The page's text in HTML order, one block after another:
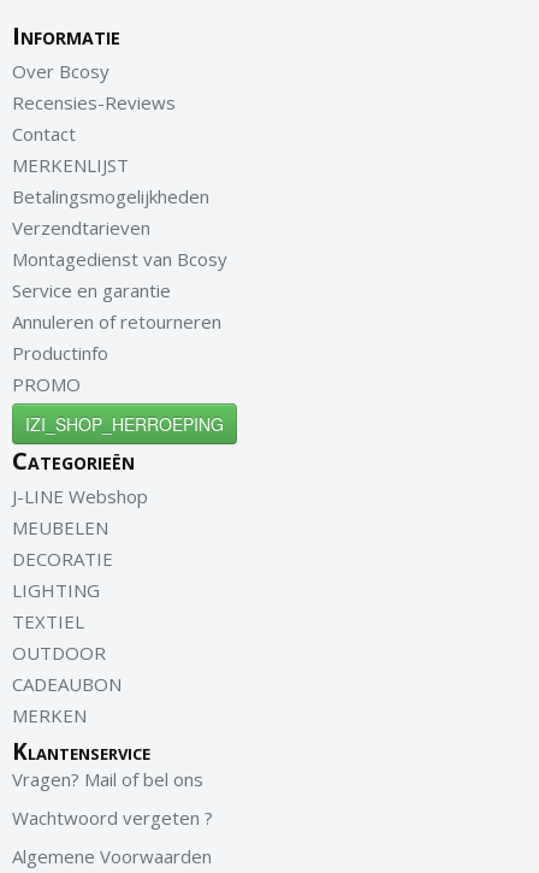
Informatie
Over Bcosy
Recensies-Reviews
Contact
MERKENLIJST
Betalingsmogelijkheden
Verzendtarieven
Montagedienst van Bcosy
Service en garantie
Annuleren of retourneren
Productinfo
PROMO
IZI_SHOP_HERROEPING
Categorieën
J-LINE Webshop
MEUBELEN
DECORATIE
LIGHTING
TEXTIEL
OUTDOOR
CADEAUBON
MERKEN
Klantenservice
Vragen? Mail of bel ons
Wachtwoord vergeten ?
Algemene Voorwaarden